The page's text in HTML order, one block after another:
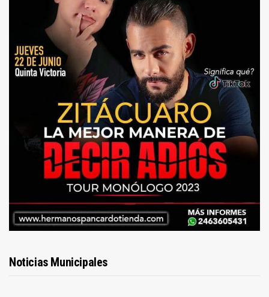
Noticias Municipales